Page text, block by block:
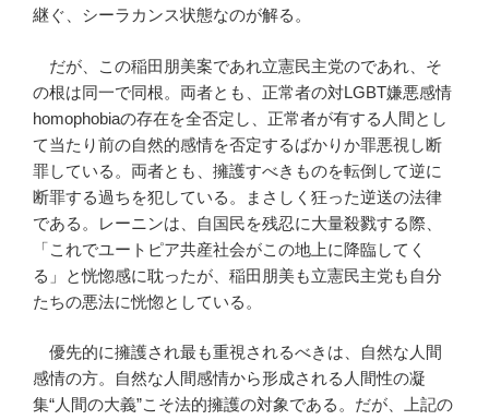
継ぐ、シーラカンス状態なのが解る。
だが、この稲田朋美案であれ立憲民主党のであれ、そ
の根は同一で同根。両者とも、正常者の対LGBT嫌悪感情
homophobiaの存在を全否定し、正常者が有する人間とし
て当たり前の自然的感情を否定するばかりか罪悪視し断
罪している。両者とも、擁護すべきものを転倒して逆に
断罪する過ちを犯している。まさしく狂った逆送の法律
である。レーニンは、自国民を残忍に大量殺戮する際、
「これでユートピア共産社会がこの地上に降臨してく
る」と恍惚感に耽ったが、稲田朋美も立憲民主党も自分
たちの悪法に恍惚としている。
優先的に擁護され最も重視されるべきは、自然な人間
感情の方。自然な人間感情から形成される人間性の凝
集“人間の大義”こそ法的擁護の対象である。だが、上記の